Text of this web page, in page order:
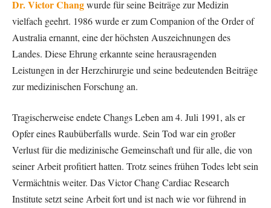
Dr. Victor Changwurde für seine Beiträge zur Medizin
vielfach geehrt. 1986 wurde er zum Companion of the Order of
Australia ernannt, eine der höchsten Auszeichnungen des
Landes. Diese Ehrung erkannte seine herausragenden
Leistungen in der Herzchirurgie und seine bedeutenden Beiträge
zur medizinischen Forschung an.
Tragischerweise endete Changs Leben am 4. Juli 1991, als er
Opfer eines Raubüberfalls wurde. Sein Tod war ein großer
Verlust für die medizinische Gemeinschaft und für alle, die von
seiner Arbeit profitiert hatten. Trotz seines frühen Todes lebt sein
Vermächtnis weiter. Das Victor Chang Cardiac Research
Institute setzt seine Arbeit fort und ist nach wie vor führend in